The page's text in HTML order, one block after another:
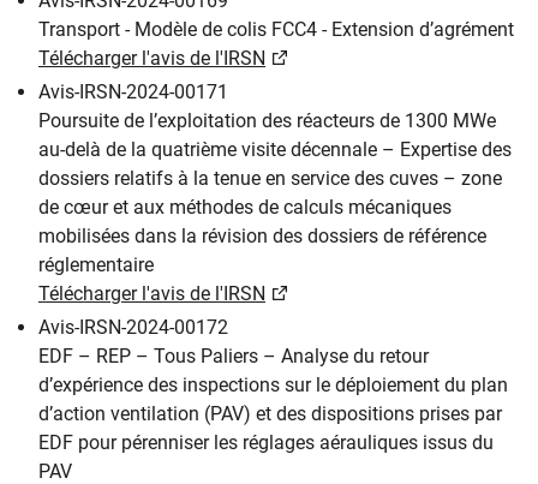
Transport - Modèle de colis FCC4 - Extension d’agrément
Télécharger l'avis de l'IRSN
Avis-IRSN-2024-00171
Poursuite de l’exploitation des réacteurs de 1300 MWe
au-delà de la quatrième visite décennale – Expertise des
dossiers relatifs à la tenue en service des cuves – zone
de cœur et aux méthodes de calculs mécaniques
mobilisées dans la révision des dossiers de référence
réglementaire
Télécharger l'avis de l'IRSN
Avis-IRSN-2024-00172
EDF – REP – Tous Paliers – Analyse du retour
d’expérience des inspections sur le déploiement du plan
d’action ventilation (PAV) et des dispositions prises par
EDF pour pérenniser les réglages aérauliques issus du
PAV